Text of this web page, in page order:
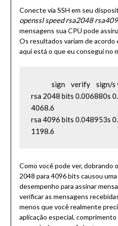
Conecte via SSH em seu
openssl speed rsa2048
mensagens sua CPU pode
Os resultados variam de acordo
aqui está o que eu consegui no
rsa 2048 bits 0.006880s
4068.6
rsa 4096 bits 0.048953s
1198.6
Como você pode ver, dobrando
2048 para 4096 bits causou
desempenho para assinar
verificar as mensagens
menos que você realmente
aplicação especial,